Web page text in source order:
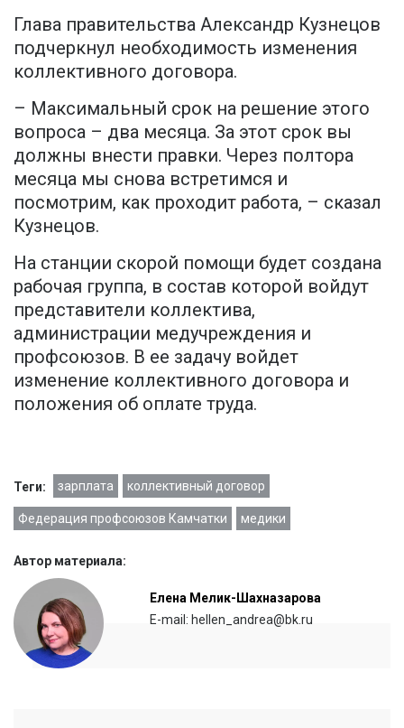
Глава правительства Александр Кузнецов
подчеркнул необходимость изменения
коллективного договора.
– Максимальный срок на решение этого
вопроса – два месяца. За этот срок вы
должны внести правки. Через полтора
месяца мы снова встретимся и
посмотрим, как проходит работа, – сказал
Кузнецов.
На станции скорой помощи будет создана
рабочая группа, в состав которой войдут
представители коллектива,
администрации медучреждения и
профсоюзов. В ее задачу войдет
изменение коллективного договора и
положения об оплате труда.
Теги: зарплата коллективный договор
Федерация профсоюзов Камчатки медики
Автор материала:
Елена Мелик-Шахназарова
E-mail: hellen_andrea@bk.ru